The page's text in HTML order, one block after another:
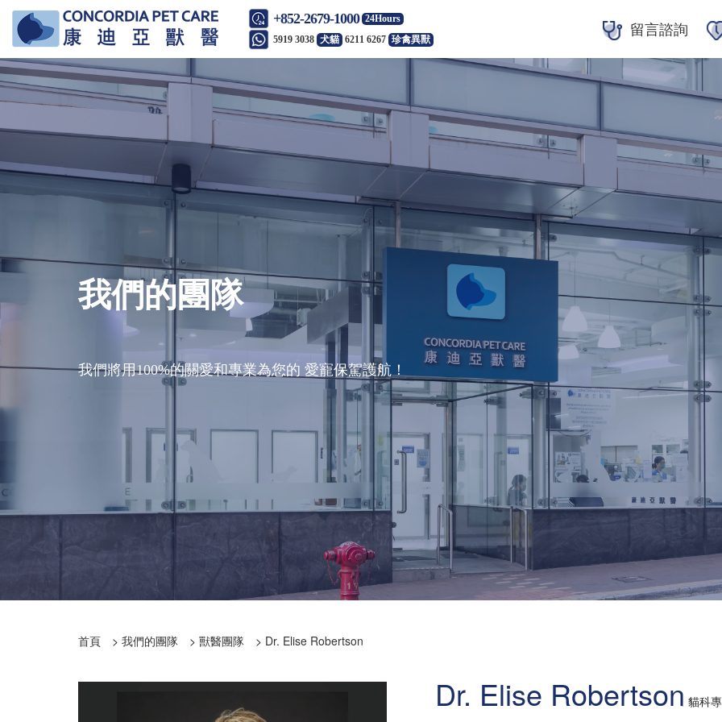
+852-2679-1000 24Hours
5919 3038 犬貓 6211 6267 珍禽異獸
留言諮詢
我們的團隊
我們將用100%的關愛和專業為您的 愛寵保駕護航！
首頁 > 我們的團隊 > 獸醫團隊 > Dr. Elise Robertson
Dr. Elise Robertson 貓科